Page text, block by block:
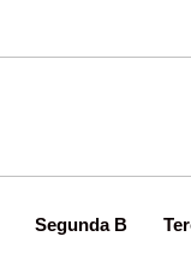
Segunda B